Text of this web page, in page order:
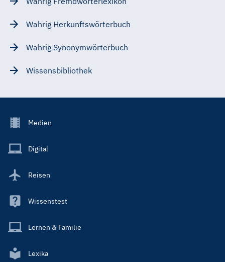
Wahrig Herkunftswörterbuch
Wahrig Synonymwörterbuch
Wissensbibliothek
Footer
Main
Medien
Digital
Reisen
Wissenstest
Lernen & Familie
Lexika